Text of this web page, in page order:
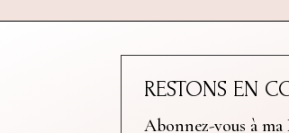
RESTONS EN
Abonnez-vous à